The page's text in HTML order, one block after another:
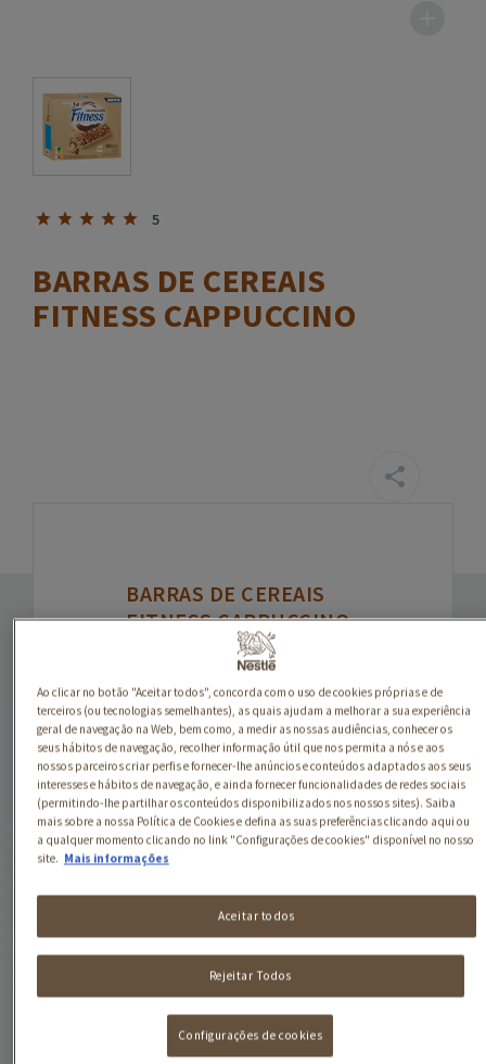
5
BARRAS DE CEREAIS
FITNESS CAPPUCCINO
BARRAS DE CEREAIS
FITNESS CAPPUCCINO
Barra de cereais com
pepitas de chocolate
branco, café e camada à
base de leite (12 %).
Formato Disponível:
Embalagens de 4x23,5g
COMO RECICLARA EMBALAGEM
Ao clicar no botão "Aceitar todos", concorda com o uso de cookies próprias e de
terceiros (ou tecnologias semelhantes), as quais ajudam a melhorar a sua experiência
geral de navegação na Web, bem como, a medir as nossas audiências, conhecer os
seus hábitos de navegação, recolher informação útil que nos permita a nós e aos
nossos parceiros criar perfis e fornecer-lhe anúncios e conteúdos adaptados aos seus
interesses e hábitos de navegação, e ainda fornecer funcionalidades de redes sociais
(permitindo-lhe partilhar os conteúdos disponibilizados nos nossos sites). Saiba
mais sobre a nossa Política de Cookies e defina as suas preferências clicando aqui ou
a qualquer momento clicando no link "Configurações de cookies" disponível no nosso
site. Mais informações
Rejeitar Todos
Aceitar todos
Configurações de cookies